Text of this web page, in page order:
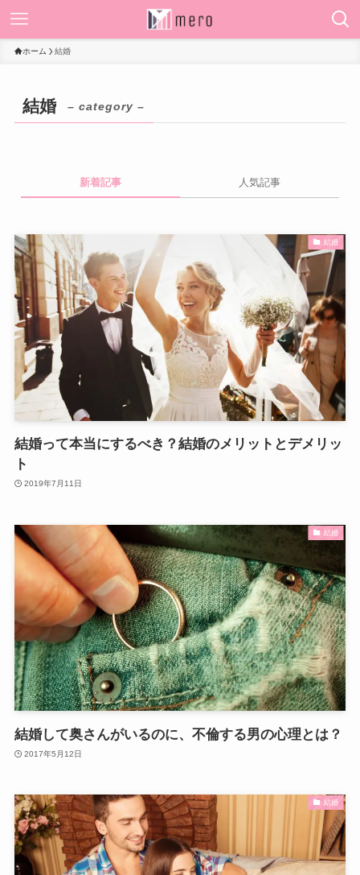
ホーム 結婚
結婚 – category –
新着記事 人気記事
結婚
結婚って本当にするべき？結婚のメリットとデメリッ
ト
2019年7月11日
結婚
結婚して奥さんがいるのに、不倫する男の心理とは？
2017年5月12日
結婚